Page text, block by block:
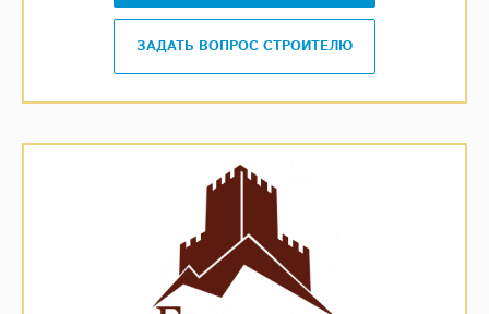
ЗАДАТЬ ВОПРОС СТРОИТЕЛЮ